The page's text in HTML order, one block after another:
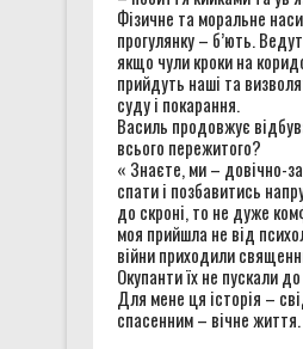
Фізичне та моральне
прогулянку – б’ють.
якщо чули кроки на
прийдуть наші та
суду і покарання.
Василь продовжує
всього пережитого?
« Знаєте, ми – довічно-
спати і позбавитись
до скроні, то не дуже
моя прийшла не від
війни приходили
Окупанти їх не пускали
Для мене ця історія –
спасенним – вічне